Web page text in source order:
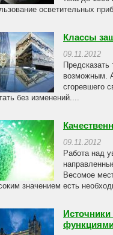
осветительных
Классы
09.11.2012
возможным.
сгоревшего
без изменений....
09.11.2012
Работа над
Весомое
значением есть